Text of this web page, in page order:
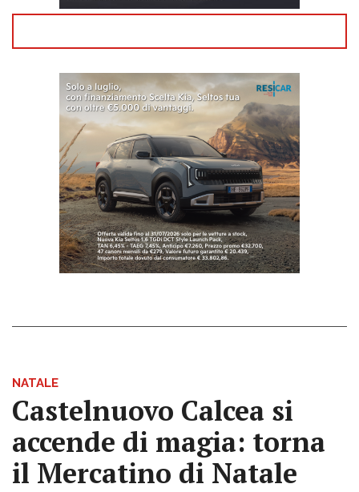
NATALE
Castelnuovo Calcea si
accende di magia: torna
il Mercatino di Natale